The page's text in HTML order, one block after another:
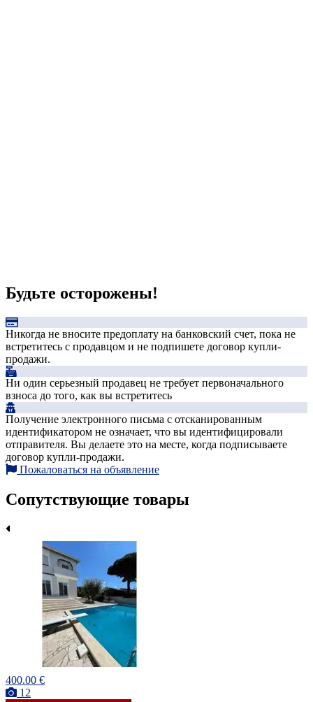
Будьте осторожены!
Никогда не вносите предоплату на банковский счет, пока не
встретитесь с продавцом и не подпишете договор купли-
продажи.
Ни один серьезный продавец не требует первоначального
взноса до того, как вы встретитесь
Получение электронного письма с отсканированным
идентификатором не означает, что вы идентифицировали
отправителя. Вы делаете это на месте, когда подписываете
договор купли-продажи.
Пожаловаться на объявление
Сопутствующие товары
400.00 €
12